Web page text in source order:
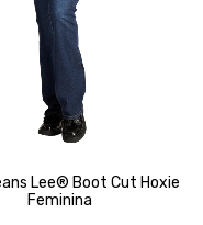
Lee® Boot Cut Hoxie
Feminina